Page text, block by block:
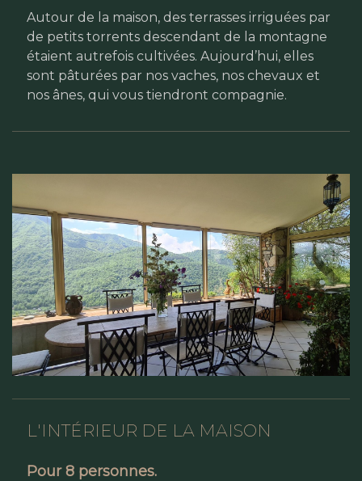
Autour de la maison, des terrasses irriguées par
de petits torrents descendant de la montagne
étaient autrefois cultivées. Aujourd’hui, elles
sont pâturées par nos vaches, nos chevaux et
nos ânes, qui vous tiendront compagnie.
L'INTÉRIEUR DE LA MAISON
Pour8 personnes.